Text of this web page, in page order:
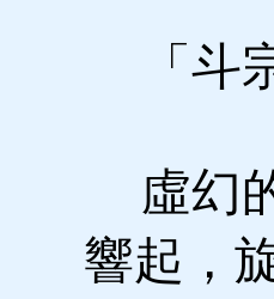
「斗
虛幻
響起，